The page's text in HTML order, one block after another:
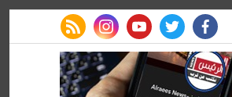
facebook
twitter
youtube
instagram
rss feed